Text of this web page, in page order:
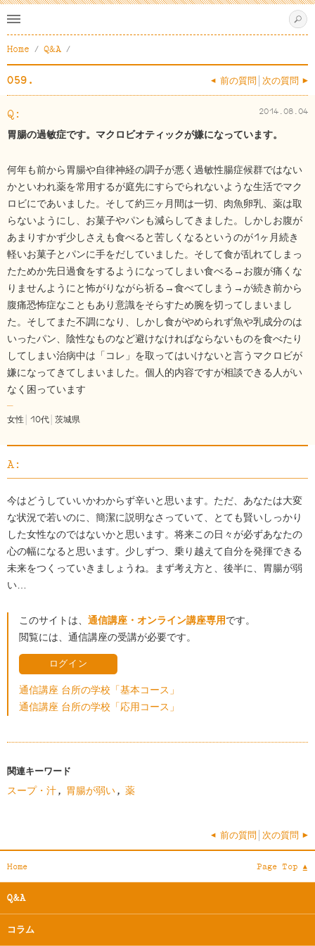
Home Q&A
059. < 前の質問 次の質問 >
2014.08.04
胃腸の過敏症です。マクロビオティックが嫌になっています。
何年も前から胃腸や自律神経の調子が悪く過敏性腸症候群ではない
かといわれ薬を常用するが庭先にすらでられないような生活でマク
ロビにであいました。そして約三ヶ月間は一切、肉魚卵乳、薬は取
らないようにし、お菓子やパンも減らしてきました。しかしお腹が
あまりすかず少しさえも食べると苦しくなるというのが1ヶ月続き
軽いお菓子とパンに手をだしていました。そして食が乱れてしまっ
たためか先日過食をするようになってしまい食べる→お腹が痛くな
りませんようにと怖がりながら祈る→食べてしまう→が続き前から
腹痛恐怖症なこともあり意識をそらすため腕を切ってしまいまし
た。そしてまた不調になり、しかし食がやめられず魚や乳成分のは
いったパン、陰性なものなど避けなければならないものを食べたり
してしまい治病中は「コレ」を取ってはいけないと言うマクロビが
嫌になってきてしまいました。個人的内容ですが相談できる人がい
なく困っています
女性 10代 茨城県
A:
今はどうしていいかわからず辛いと思います。ただ、あなたは大変
な状況で若いのに、簡潔に説明なさっていて、とても賢いしっかり
した女性なのではないかと思います。将来この日々が必ずあなたの
心の幅になると思います。少しずつ、乗り越えて自分を発揮できる
未来をつくっていきましょうね。まず考え方と、後半に、胃腸が弱
い…
このサイトは、 通信講座・オンライン講座専用 です。
閲覧には、通信講座の受講が必要です。
ログイン
通信講座 台所の学校「基本コース」
通信講座 台所の学校「応用コース」
関連キーワード
スープ・汁 , 胃腸が弱い , 薬
< 前の質問 次の質問 >
Home Page Top $
Q&A
コラム